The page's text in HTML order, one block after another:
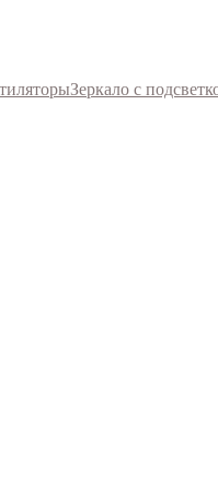
Зеркало с